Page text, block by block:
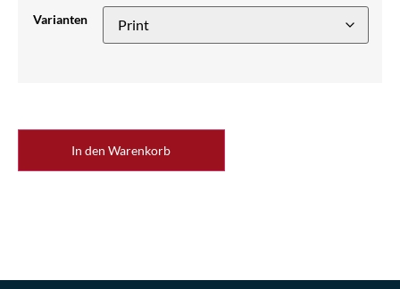
Varianten
In den Warenkorb